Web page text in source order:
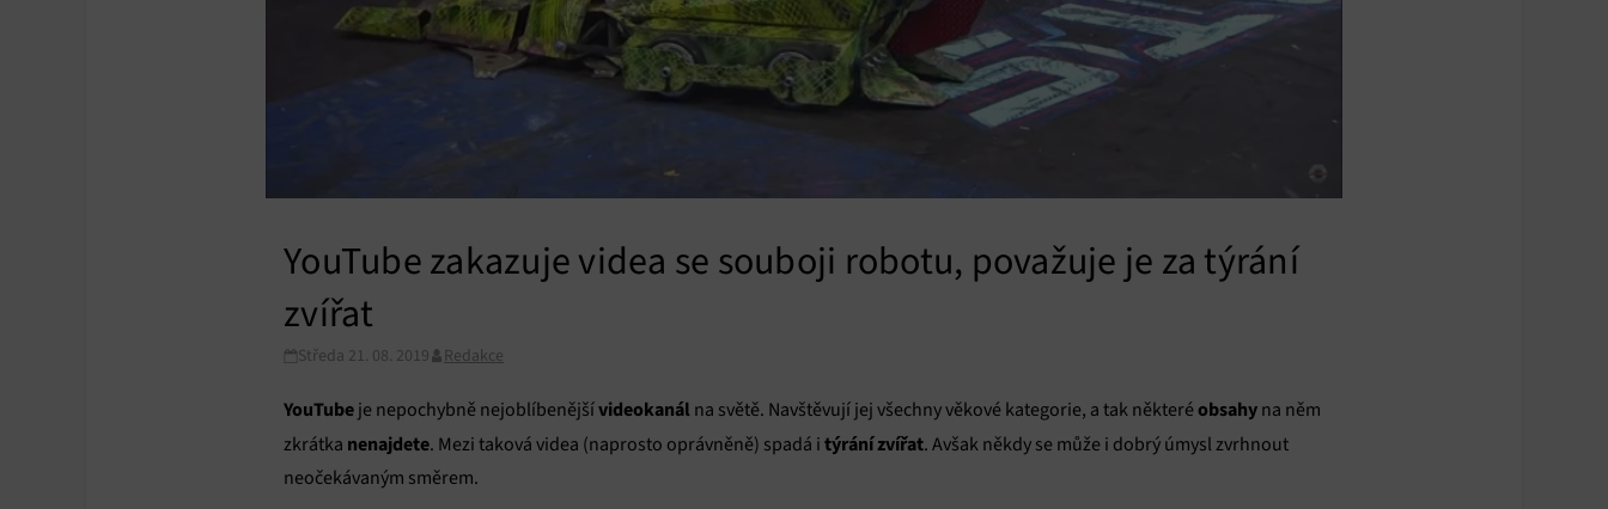
YouTube zakazuje videa se souboji robotu, považuje je za týrání
zvířat
Středa 21. 08. 2019 Redakce
YouTube je nepochybně nejoblíbenějšívideokanál na světě. Navštěvují jej všechny věkové kategorie, a tak některé obsahy na něm
zkrátka nenajdete. Mezi taková videa (naprosto oprávněně) spadá i týrání zvířat. Avšak někdy se může i dobrý úmysl zvrhnout
neočekávaným směrem.